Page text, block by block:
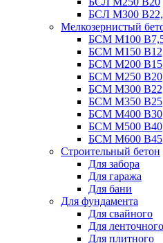
БСЛ М300
Мелкозернистый
БСМ М100
БСМ М150
БСМ М200 B15
БСМ М250 B20
БСМ М300
БСМ М350 B25
БСМ М400 B30
БСМ М500 B40
БСМ М600 B45
Строительный бетон
Для забора
Для гаража
Для бани
Для фундамента
Для свайного
Для ленточного
Для плитного